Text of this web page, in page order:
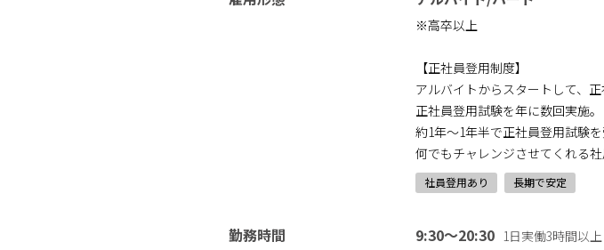
※高卒以上
【正社員登用制度】
アルバイトからスタートして、
正社員登用試験を年に数回実施
約1年～1年半で正社員登用試験
何でもチャレンジさせてくれる
社員登用あり 長期で安定
勤務時間 9:30～20:30 1日実働3時間以上